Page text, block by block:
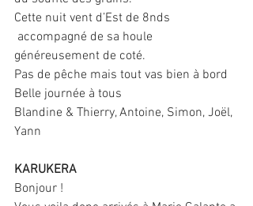
Cette nuit vent d’Est de 8nds
accompagné de sa houle
généreusement de coté.
Pas de pêche mais tout vas bien à bord
Belle journée à tous
Blandine & Thierry, Antoine, Simon, Joël,
Yann
KARUKERA
Bonjour !